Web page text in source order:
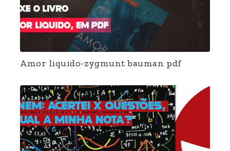
Amor liquido-zygmunt bauman pdf